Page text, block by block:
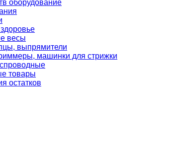
оборудование
весы
выпрямители
машинки для стрижки
товары
остатков